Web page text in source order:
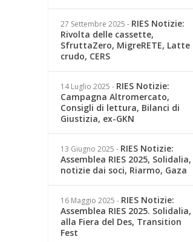
27 Settembre 2025 - RIES Notizie:
Rivolta delle cassette,
SfruttaZero, MigreRETE, Latte
crudo, CERS
14 Luglio 2025 - RIES Notizie:
Campagna Altromercato,
Consigli di lettura, Bilanci di
Giustizia, ex-GKN
13 Giugno 2025 - RIES Notizie:
Assemblea RIES 2025, Solidalia,
notizie dai soci, Riarmo, Gaza
16 Maggio 2025 - RIES Notizie:
Assemblea RIES 2025. Solidalia,
alla Fiera del Des, Transition
Fest